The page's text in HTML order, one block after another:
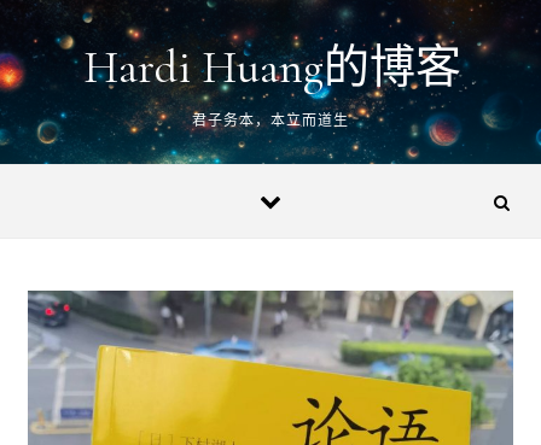
Skip to content
Hardi Huang的博客
君子务本，本立而道生